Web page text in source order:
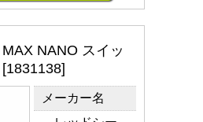
MAX NANO スイッ
メーカー名